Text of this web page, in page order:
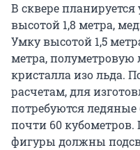
В сквере
высотой 1,8 метра,
Умку высотой 1,5
метра, полуметровую
кристалла изо льда.
расчетам, для
потребуются
почти 60 кубометров.
фигуры должны